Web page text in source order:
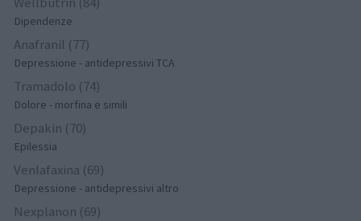
Dipendenze
Anafranil (77)
Depressione - antidepressivi TCA
Tramadolo (74)
Dolore - morfina e simili
Depakin (70)
Epilessia
Venlafaxina (69)
Depressione - antidepressivi altro
Nexplanon (69)